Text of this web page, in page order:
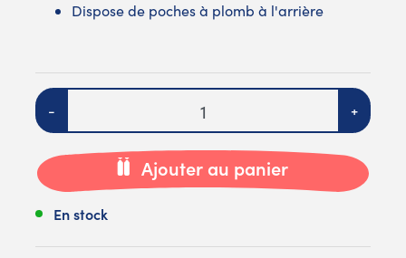
Dispose de poches à plomb à l'arrière
Quantité
- +
Ajouter au panier
En stock